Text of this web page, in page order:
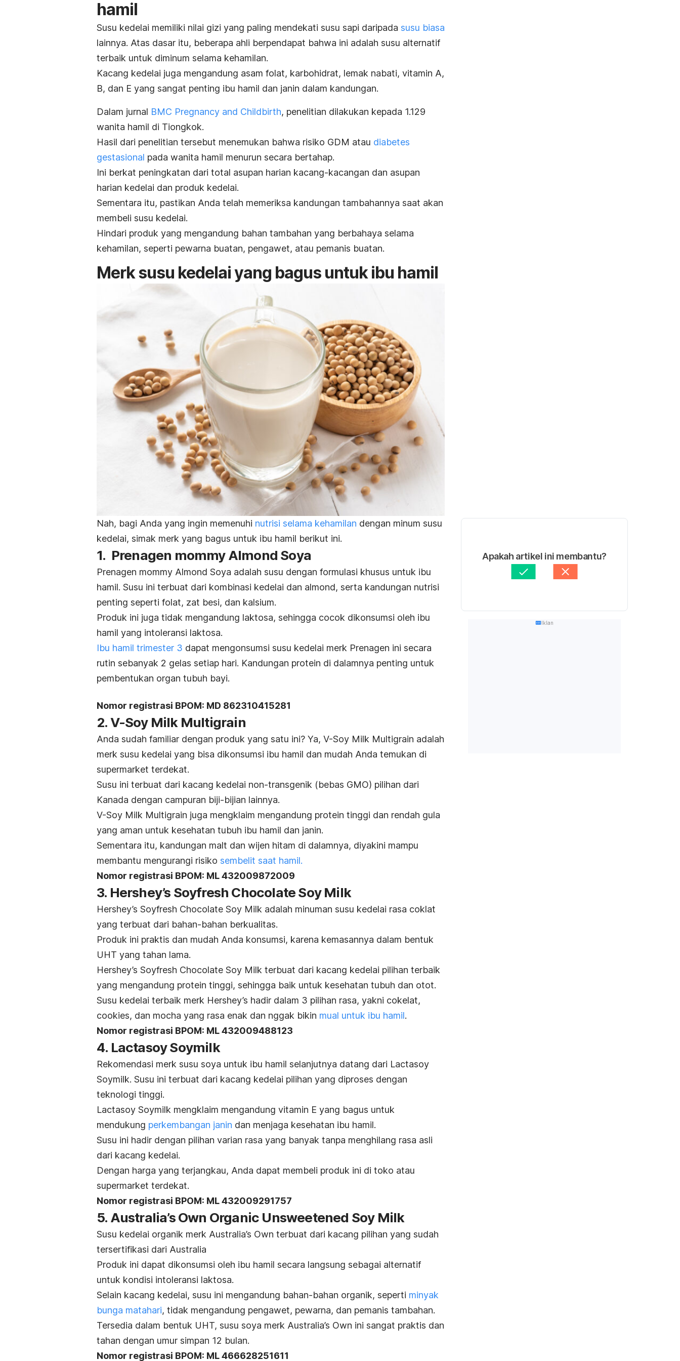
hamil
Susu kedelai memiliki nilai gizi yang paling mendekati susu sapi daripada susu biasa
lainnya. Atas dasar itu, beberapa ahli berpendapat bahwa ini adalah susu alternatif
terbaik untuk diminum selama kehamilan.
Kacang kedelai juga mengandung asam folat, karbohidrat, lemak nabati, vitamin A,
B, dan E yang sangat penting ibu hamil dan janin dalam kandungan.
Dalam jurnal BMC Pregnancy and Childbirth, penelitian dilakukan kepada 1.129
wanita hamil di Tiongkok.
Hasil dari penelitian tersebut menemukan bahwa risiko GDM atau diabetes
gestasional pada wanita hamil menurun secara bertahap.
Ini berkat peningkatan dari total asupan harian kacang-kacangan dan asupan
harian kedelai dan produk kedelai.
Sementara itu, pastikan Anda telah memeriksa kandungan tambahannya saat akan
membeli susu kedelai.
Hindari produk yang mengandung bahan tambahan yang berbahaya selama
kehamilan, seperti pewarna buatan, pengawet, atau pemanis buatan.
Merksusu kedelai yang bagus untuk ibu hamil
Nah, bagi Anda yang ingin memenuhi nutrisi selama kehamilan dengan minum susu
kedelai, simak merk yang bagus untuk ibu hamil berikut ini.
1. Prenagen mommy Almond Soya
Prenagen mommy Almond Soya adalah susu dengan formulasi khusus untuk ibu
hamil. Susu ini terbuat dari kombinasi kedelai dan almond, serta kandungan nutrisi
penting seperti folat, zat besi, dan kalsium.
Produk ini juga tidak mengandung laktosa, sehingga cocok dikonsumsi oleh ibu
hamil yang intoleransi laktosa.
Ibu hamil trimester 3 dapat mengonsumsi susu kedelai merk Prenagen ini secara
rutin sebanyak 2 gelas setiap hari. Kandungan protein di dalamnya penting untuk
pembentukan organ tubuh bayi.
Nomor registrasi BPOM: MD 862310415281
2. V-Soy Milk Multigrain
Anda sudah familiar dengan produk yang satu ini? Ya, V-Soy Milk Multigrain adalah
merk susu kedelai yang bisa dikonsumsi ibu hamil dan mudah Anda temukan di
supermarket terdekat.
Susu ini terbuat dari kacang kedelai non-transgenik (bebas GMO) pilihan dari
Kanada dengan campuran biji-bijian lainnya.
V-Soy Milk Multigrain juga mengklaim mengandung protein tinggi dan rendah gula
yang aman untuk kesehatan tubuh ibu hamil dan janin.
Sementara itu, kandungan malt dan wijen hitam di dalamnya, diyakini mampu
membantu mengurangi risiko sembelit saat hamil.
Nomor registrasi BPOM: ML 432009872009
3. Hershey’s Soyfresh Chocolate Soy Milk
Hershey’s Soyfresh Chocolate Soy Milk adalah minuman susu kedelai rasa coklat
yang terbuat dari bahan-bahan berkualitas.
Produk ini praktis dan mudah Anda konsumsi, karena kemasannya dalam bentuk
UHT yang tahan lama.
Hershey’s Soyfresh Chocolate Soy Milk terbuat dari kacang kedelai pilihan terbaik
yang mengandung protein tinggi, sehingga baik untuk kesehatan tubuh dan otot.
Susu kedelai terbaik merk Hershey’s hadir dalam 3 pilihan rasa, yakni cokelat,
cookies, dan mocha yang rasa enak dan nggak bikin mual untuk ibu hamil.
Nomor registrasi BPOM: ML 432009488123
4. Lactasoy Soymilk
Rekomendasi merk susu soya untuk ibu hamil selanjutnya datang dari Lactasoy
Soymilk. Susu ini terbuat dari kacang kedelai pilihan yang diproses dengan
teknologi tinggi.
Lactasoy Soymilk mengklaim mengandung vitamin E yang bagus untuk
mendukung perkembangan janin dan menjaga kesehatan ibu hamil.
Susu ini hadir dengan pilihan varian rasa yang banyak tanpa menghilang rasa asli
dari kacang kedelai.
Dengan harga yang terjangkau, Anda dapat membeli produk ini di toko atau
supermarket terdekat.
Nomor registrasi BPOM: ML 432009291757
5. Australia’s Own Organic Unsweetened Soy Milk
Susu kedelai organik merk Australia’s Own terbuat dari kacang pilihan yang sudah
tersertifikasi dari Australia
Produk ini dapat dikonsumsi oleh ibu hamil secara langsung sebagai alternatif
untuk kondisi intoleransi laktosa.
Selain kacang kedelai, susu ini mengandung bahan-bahan organik, seperti minyak
bunga matahari, tidak mengandung pengawet, pewarna, dan pemanis tambahan.
Tersedia dalam bentuk UHT, susu soya merk Australia’s Own ini sangat praktis dan
tahan dengan umur simpan 12 bulan.
Nomor registrasi BPOM: ML 466628251611
Apakah artikel ini membantu?
Iklan